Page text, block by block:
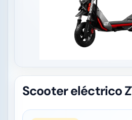
Scooter eléctrico